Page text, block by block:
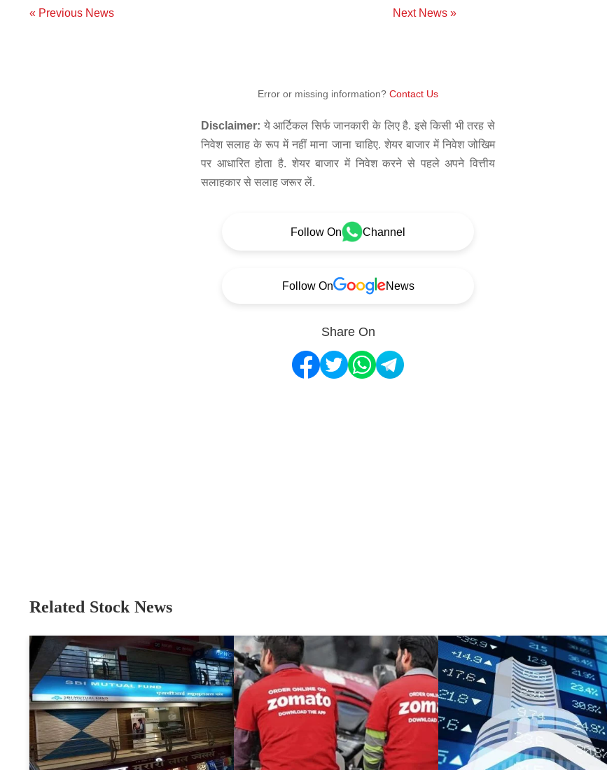
« Previous News Next News »
Error or missing information? Contact Us
Disclaimer: ये आर्टिकल सिर्फ जानकारी के लिए है. इसे किसी भी तरह से
निवेश सलाह के रूप में नहीं माना जाना चाहिए. शेयर बाजार में निवेश जोखिम
पर आधारित होता है. शेयर बाजार में निवेश करने से पहले अपने वित्तीय
सलाहकार से सलाह जरूर लें.
Follow On Channel
Follow On News
Share On
Related Stock News